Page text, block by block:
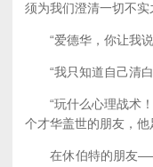
须为我们澄清一切不实
“爱德华，你让我说
“我只知道自己清白
“玩什么心理战术！”
个才华盖世的朋友，
在休伯特的朋友——